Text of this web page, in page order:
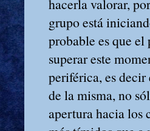
hacerla valorar,
grupo está
probable es que
superar este
periférica, es
de la misma, no
apertura hacia los